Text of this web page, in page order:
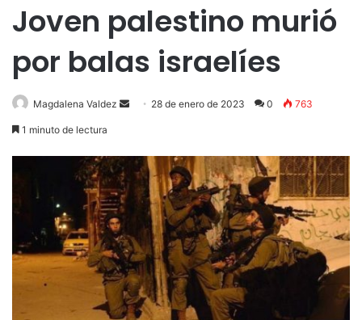
Joven palestino murió
por balas israelíes
Magdalena Valdez
Send 28 de enero de 2023 0 763
1 minuto de lectura